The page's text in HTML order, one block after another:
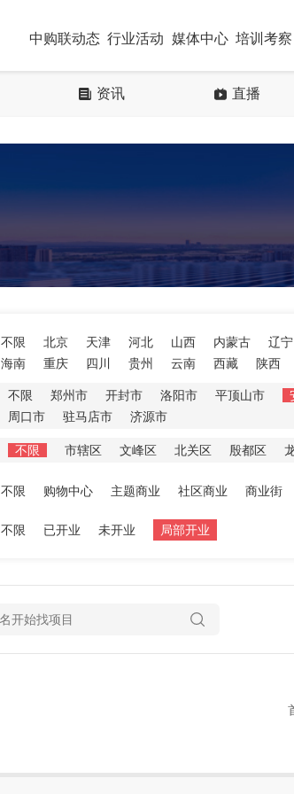
中购联动态 行业活动 媒体中心 培训考察
资讯 直播
不限 北京 天津 河北 山西 内蒙古 辽宁
海南
重庆 四川 贵州 云南 西藏 陕西
不限 郑州市 开封市 洛阳市 平顶山市
周口市
驻马店市 济源市
不限 市辖区 文峰区 北关区 殷都区
不限 购物中心 主题商业 社区商业 商业街
不限 已开业 未开业 局部开业